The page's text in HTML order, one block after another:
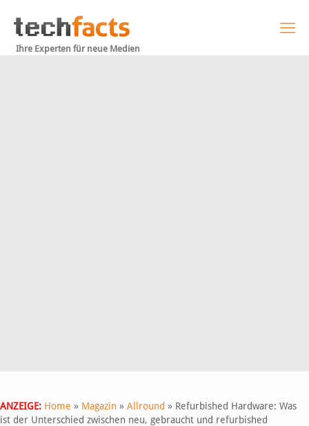
Ihre Experten für neue Medien
ANZEIGE: Home » Magazin » Allround » Refurbished Hardware: Was
ist der Unterschied zwischen neu, gebraucht und refurbished